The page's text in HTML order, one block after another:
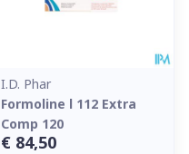
I.D. Phar
Formoline l 112 Extra
Comp 120
€ 84,50